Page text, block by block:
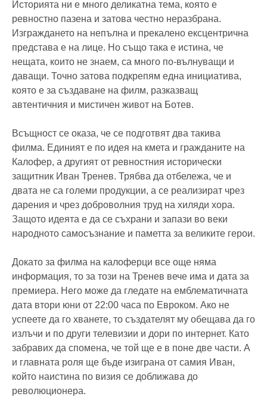
Историята ни е много деликатна тема, която е
ревностно пазена и затова честно неразбрана.
Изграждането на непълна и прекалено ексцентрична
представа е на лице. Но също така е истина, че
нещата, които не знаем, са много по-вълнуващи и
даващи. Точно затова подкрепям една инициатива,
която е за създаване на филм, разказващ
автентичния и мистичен живот на Ботев.
Всъщност се оказа, че се подготвят два такива
филма. Единият е по идея на кмета и гражданите на
Калофер, а другият от ревностния исторически
защитник Иван Тренев. Трябва да отбележа, че и
двата не са големи продукции, а се реализират чрез
дарения и чрез доброволния труд на хиляди хора.
Защото идеята е да се съхрани и запази во веки
народното самосъзнание и паметта за великите герои.
Докато за филма на калоферци все още няма
информация, то за този на Тренев вече има и дата за
премиера. Него може да гледате на емблематичната
дата втори юни от 22:00 часа по Евроком. Ако не
успеете да го хванете, то създателят му обещава да го
излъчи и по други телевизии и дори по интернет. Като
забравих да спомена, че той ще е в поне две части. А
и главната роля ще бъде изиграна от самия Иван,
който наистина по визия се доближава до
революционера.